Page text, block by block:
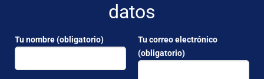
datos
Tu nombre (obligatorio)
Tu correo electrónico
(obligatorio)